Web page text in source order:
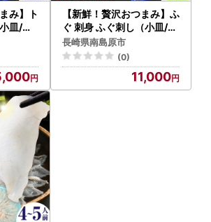
み】ト
皿/約3
刺身
ふぐ
島原
【新鮮！贅沢おつまみ】ふ
ぐ 刺身 ふぐ刺し（小皿/約
30g）×1枚 / とらふぐ 刺
身 紅葉おろし トラフグ ふ
ぐ フグ 河豚 刺し身 ふぐ刺
し / 南島原市 / 株式会社 F
UKUNOTANE[SFJ034]
長崎県南島原市
(0)
11,000